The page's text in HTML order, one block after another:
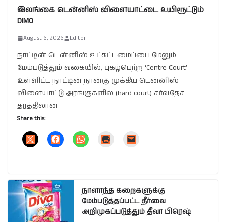
இலங்கை டென்னிஸ் விளையாட்டை உயிரூட்டும்
DIMO
August 6, 2026 Editor
நாட்டின் டென்னிஸ் உட்கட்டமைப்பை மேலும்
மேம்படுத்தும் வகையில், புகழ்பெற்ற ‘Centre Court’
உள்ளிட்ட நாட்டின் நான்கு முக்கிய டென்னிஸ்
விளையாட்டு அரங்குகளில் (hard court) சர்வதேச
தரத்திலான
Share this:
நாளாந்த கறைகளுக்கு
மேம்படுத்தப்பட்ட தீர்வை
அறிமுகப்படுத்தும் தீவா பிரெஷ்